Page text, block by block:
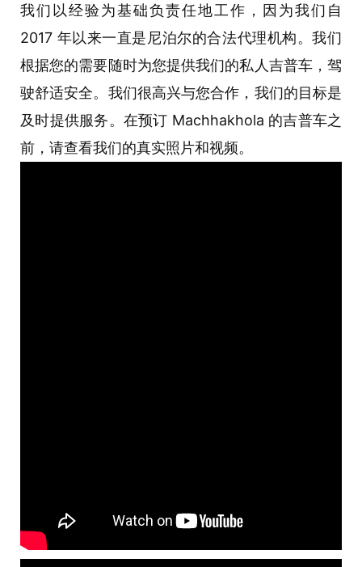
我们以经验为基础负责任地工作，因为我们自
2017 年以来一直是尼泊尔的合法代理机构。我们
根据您的需要随时为您提供我们的私人吉普车，驾
驶舒适安全。我们很高兴与您合作，我们的目标是
及时提供服务。在预订 Machhakhola 的吉普车之
前，请查看我们的真实照片和视频。